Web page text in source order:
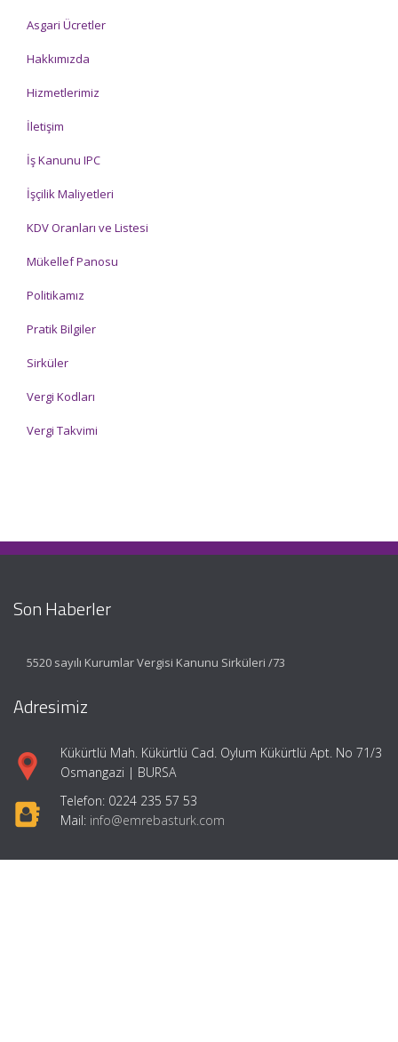
Asgari Ücretler
Hakkımızda
Hizmetlerimiz
İletişim
İş Kanunu IPC
İşçilik Maliyetleri
KDV Oranları ve Listesi
Mükellef Panosu
Politikamız
Pratik Bilgiler
Sirküler
Vergi Kodları
Vergi Takvimi
Son Haberler
5520 sayılı Kurumlar Vergisi Kanunu Sirküleri /73
Adresimiz
Kükürtlü Mah. Kükürtlü Cad. Oylum Kükürtlü Apt. No 71/3
Osmangazi | BURSA
Telefon: 0224 235 57 53
Mail: info@emrebasturk.com
Hızlı Menü